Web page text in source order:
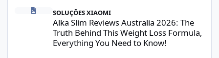
Alka Slim Reviews Australia 2026: The Truth Behind This
SOLUÇÕES XIAOMI
Alka Slim Reviews Australia 2026: The
Truth Behind This Weight Loss Formula,
Everything You Need to Know!